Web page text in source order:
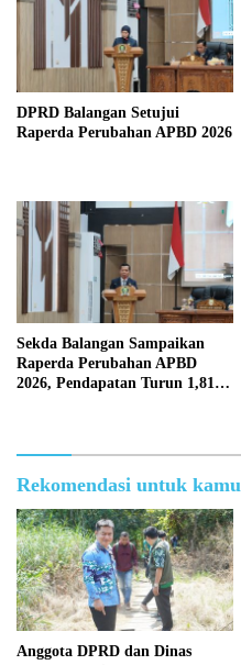
DPRD Balangan Setujui
Raperda Perubahan APBD 2026
Sekda Balangan Sampaikan
Raperda Perubahan APBD
2026, Pendapatan Turun 1,81
Rekomendasi untuk kamu
Anggota DPRD dan Dinas